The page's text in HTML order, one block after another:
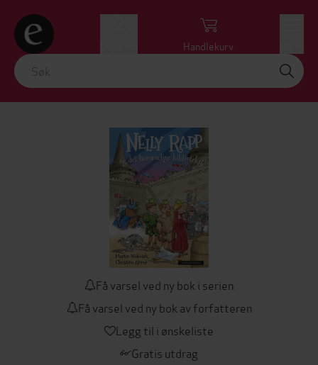
Handlekurv
Få varsel ved ny bok i serien
Få varsel ved ny bok av forfatteren
Legg til i ønskeliste
Gratis utdrag